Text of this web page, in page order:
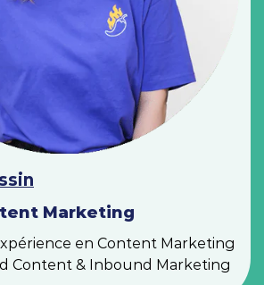
Marketing
en Content Marketing
Content & Inbound Marketing